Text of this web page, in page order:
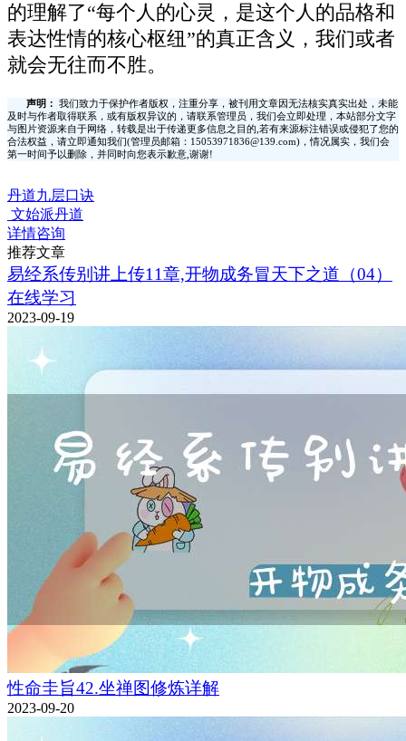
的理解了“每个人的心灵，是这个人的品格和
表达性情的核心枢纽”的真正含义，我们或者
就会无往而不胜。
声明：
我们致力于保护作者版权，注重分享，被刊用文章因无法核实真实出处，未能
及时与作者取得联系，或有版权异议的，请联系管理员，我们会立即处理，本站部分文字
与图片资源来自于网络，转载是出于传递更多信息之目的,若有来源标注错误或侵犯了您的
合法权益，请立即通知我们(管理员邮箱：15053971836@139.com)，情况属实，我们会
第一时间予以删除，并同时向您表示歉意,谢谢!
丹道九层口诀
文始派丹道
详情咨询
推荐文章
易经系传别讲上传11章,开物成务冒天下之道（04）
在线学习
2023-09-19
性命圭旨42.坐禅图修炼详解
2023-09-20